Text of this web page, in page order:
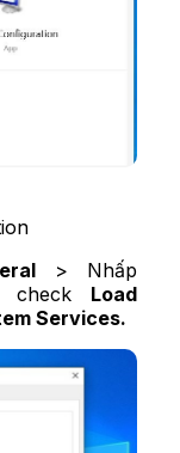
> Nhấp
check Load
Services.